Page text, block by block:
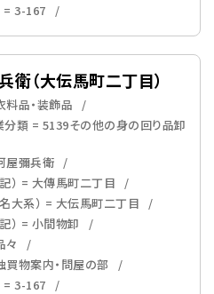
= 3-167
衛（大伝馬町二丁目）
品・装飾品
分類 = 5139その他の身の回り品卸
屋彌兵衛
） = 大傳馬町二丁目
大系） = 大伝馬町二丁目
） = 小間物卸
々
物案内・問屋の部
= 3-167